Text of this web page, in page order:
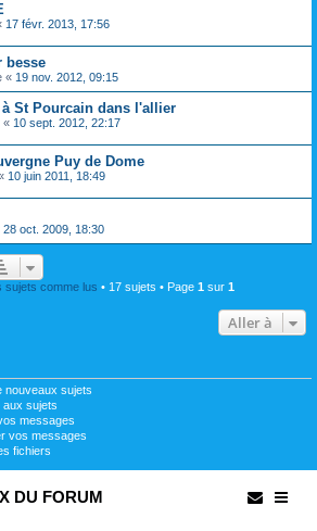
17 févr. 2013, 17:56
besse
« 19 nov. 2012, 09:15
St Pourcain dans l'allier
« 10 sept. 2012, 22:17
Puy de Dome
10 juin 2011, 18:49
28 oct. 2009, 18:30
sujets comme lus • 17 sujets • Page 1 sur 1
Aller à
nouveaux sujets
aux sujets
messages
vos messages
fichiers
DU FORUM